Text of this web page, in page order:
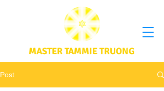
MASTER TAMMIE TRUONG
Post